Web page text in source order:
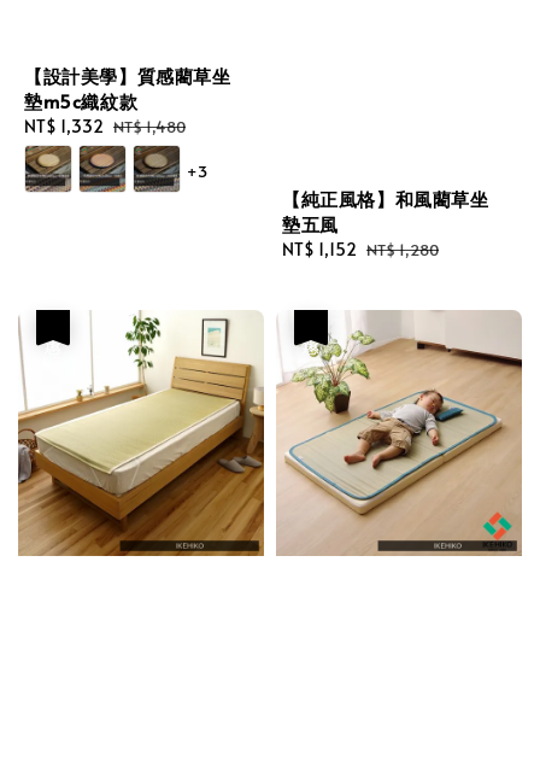
【設計美學】質感藺草坐
墊m5c織紋款
Sale
price
NT$ 1,332 Regular
price
NT$ 1,480
+3
【純正風格】和風藺草坐
墊五風
Sale
NT$ 1,152 Regular
NT$ 1,280